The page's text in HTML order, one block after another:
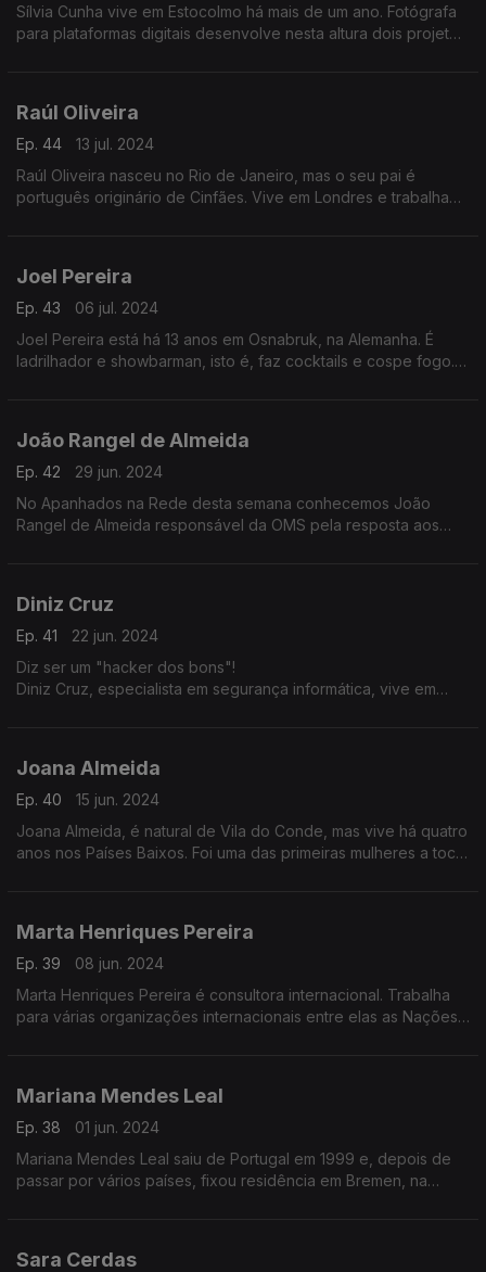
Sílvia Cunha vive em Estocolmo há mais de um ano. Fotógrafa
para plataformas digitais desenvolve nesta altura dois projetos:
Raúl Oliveira
Ep. 44
13 jul. 2024
Raúl Oliveira nasceu no Rio de Janeiro, mas o seu pai é
português originário de Cinfães. Vive em Londres e trabalha
Joel Pereira
Ep. 43
06 jul. 2024
Joel Pereira está há 13 anos em Osnabruk, na Alemanha. É
ladrilhador e showbarman, isto é, faz cocktails e cospe fogo.
João Rangel de Almeida
Ep. 42
29 jun. 2024
No Apanhados na Rede desta semana conhecemos João
Rangel de Almeida responsável da OMS pela resposta aos
Diniz Cruz
Ep. 41
22 jun. 2024
Diz ser um "hacker dos bons"!
Diniz Cruz, especialista em segurança informática, vive em
Joana Almeida
Ep. 40
15 jun. 2024
Joana Almeida, é natural de Vila do Conde, mas vive há quatro
anos nos Países Baixos. Foi uma das primeiras mulheres a tocar
Marta Henriques Pereira
Ep. 39
08 jun. 2024
Marta Henriques Pereira é consultora internacional. Trabalha
para várias organizações internacionais entre elas as Nações
Mariana Mendes Leal
Ep. 38
01 jun. 2024
Mariana Mendes Leal saiu de Portugal em 1999 e, depois de
passar por vários países, fixou residência em Bremen, na
Sara Cerdas